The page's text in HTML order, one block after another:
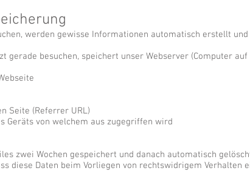
werden gewisse Informationen automatisch erstellt
gerade besuchen, speichert unser Webserver (Computer
Seite (Referrer URL)
Geräts von welchem aus zugegriffen wird
zwei Wochen gespeichert und danach automatisch
diese Daten beim Vorliegen von rechtswidrigem Verhalten